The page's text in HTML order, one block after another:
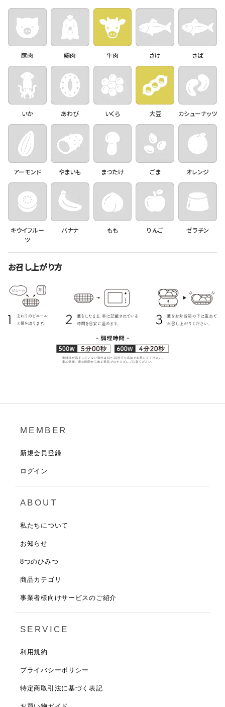
豚肉 鶏肉 牛肉 さけ さば
いか あわび いくら 大豆 カシューナッツ
アーモンド やまいも まつたけ ごま オレンジ
キウイフルー
ツ
バナナ もも りんご ゼラチン
お召し上がり方
MEMBER
新規会員登録
ログイン
ABOUT
私たちについて
お知らせ
8つのひみつ
商品カテゴリ
事業者様向けサービスのご紹介
SERVICE
利用規約
プライバシーポリシー
特定商取引法に基づく表記